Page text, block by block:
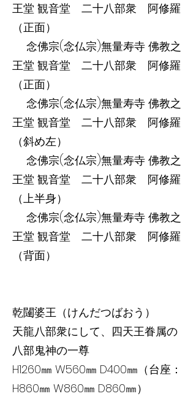
王堂 観音堂 二十八部衆 阿修羅
（正面）
念佛宗(念仏宗)無量寿寺 佛教之
王堂 観音堂 二十八部衆 阿修羅
（正面）
念佛宗(念仏宗)無量寿寺 佛教之
王堂 観音堂 二十八部衆 阿修羅
（斜め左）
念佛宗(念仏宗)無量寿寺 佛教之
王堂 観音堂 二十八部衆 阿修羅
（上半身）
念佛宗(念仏宗)無量寿寺 佛教之
王堂 観音堂 二十八部衆 阿修羅
（背面）
乾闥婆王（けんだつばおう）
天龍八部衆にして、四天王眷属の
八部鬼神の一尊
H1260㎜ W560㎜ D400㎜（台座：
H860㎜ W860㎜ D860㎜）